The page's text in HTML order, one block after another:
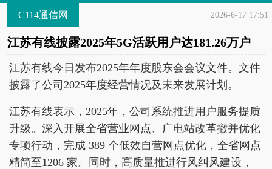
C114通信网 2026-6-17 17:51
江苏有线披露2025年5G活跃用户达181.26万户
江苏有线今日发布2025年年度股东会会议文件。文件
披露了公司2025年度经营情况及未来发展计划。
江苏有线表示，2025年，公司系统推进用户服务提质
升级。深入开展全省营业网点、广电站改革撤并优化
专项行动，完成 389 个低效自营网点优化，全省网点
精简至1206 家。同时，高质量推进行风纠风建设，